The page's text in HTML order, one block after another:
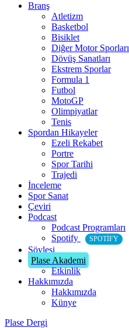
Branş
Atletizm
Basketbol
Bisiklet
Diğer Motor Sporları
Dövüş Sanatları
Ekstrem Sporlar
Formula 1
Futbol
MotoGP
Olimpiyatlar
Tenis
Spordan Hikayeler
Ezeli Rekabet
Portre
Spor Tarihi
Trajedi
İnceleme
Spor Sanat
Çeviri
Podcast
Podcast Programları
Spotify
SPOTIFY
Söyleşi
Plase Akademi
Etkinlik
Hakkımızda
Hakkımızda
Künye
Plase Dergi